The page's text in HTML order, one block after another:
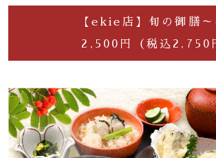
【ekie店】旬の御膳～
2,500円（税込2,750